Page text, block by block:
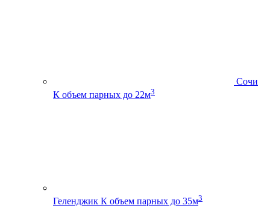
Сочи
К объем парных до 22м3
Геленджик К объем парных до 35м3